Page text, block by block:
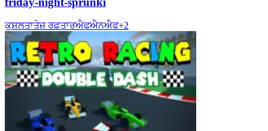
ਕੁਸ਼ਲਤਾਤੇਜ਼ ਰਫ਼ਤਾਰਐਫਐਨਐਫ+2